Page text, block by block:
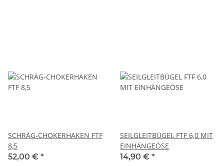
SCHRÄG-CHOKERHAKEN FTF
8,5
52,00 € *
SEILGLEITBÜGEL FTF 6,0 MIT
EINHÄNGEÖSE
14,90 € *